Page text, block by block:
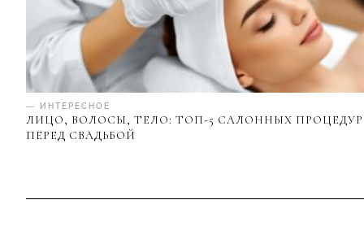
— ИНТЕРЕСНОЕ
ЛИЦО, ВОЛОСЫ, ТЕЛО: ТОП-5 САЛОННЫХ ПРОЦЕДУР
ПЕРЕД СВАДЬБОЙ